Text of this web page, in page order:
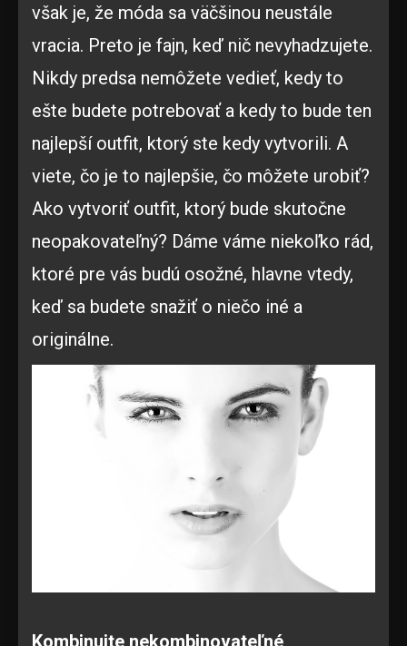
však je, že móda sa väčšinou neustále
vracia. Preto je fajn, keď nič nevyhadzujete.
Nikdy predsa nemôžete vedieť, kedy to
ešte budete potrebovať a kedy to bude ten
najlepší outfit, ktorý ste kedy vytvorili. A
viete, čo je to najlepšie, čo môžete urobiť?
Ako vytvoriť outfit, ktorý bude skutočne
neopakovateľný? Dáme váme niekoľko rád,
ktoré pre vás budú osožné, hlavne vtedy,
keď sa budete snažiť o niečo iné a
originálne.
Kombinujte nekombinovateľné